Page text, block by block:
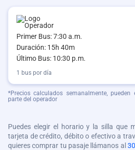
Primer Bus: 7:30 a.m.
Duración: 15h 40m
Último Bus: 10:30 p.m.
1 bus por día
*Precios calculados semanalmente,
parte del operador
Puedes elegir el horario y la silla que
tarjeta de crédito, débito o efectivo a
quieres comprar tu pasaje llámanos al